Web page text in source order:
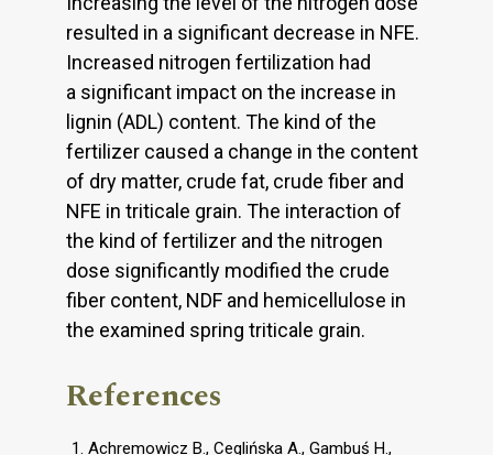
resulted in a significant decrease in NFE.
Increased nitrogen fertilization had
a significant impact on the increase in
lignin (ADL) content. The kind of the
fertilizer caused a change in the content
of dry matter, crude fat, crude fiber and
NFE in triticale grain. The interaction of
the kind of fertilizer and the nitrogen
dose significantly modified the crude
fiber content, NDF and hemicellulose in
the examined spring triticale grain.
References
Achremowicz B., Ceglińska A., Gambuś H.,